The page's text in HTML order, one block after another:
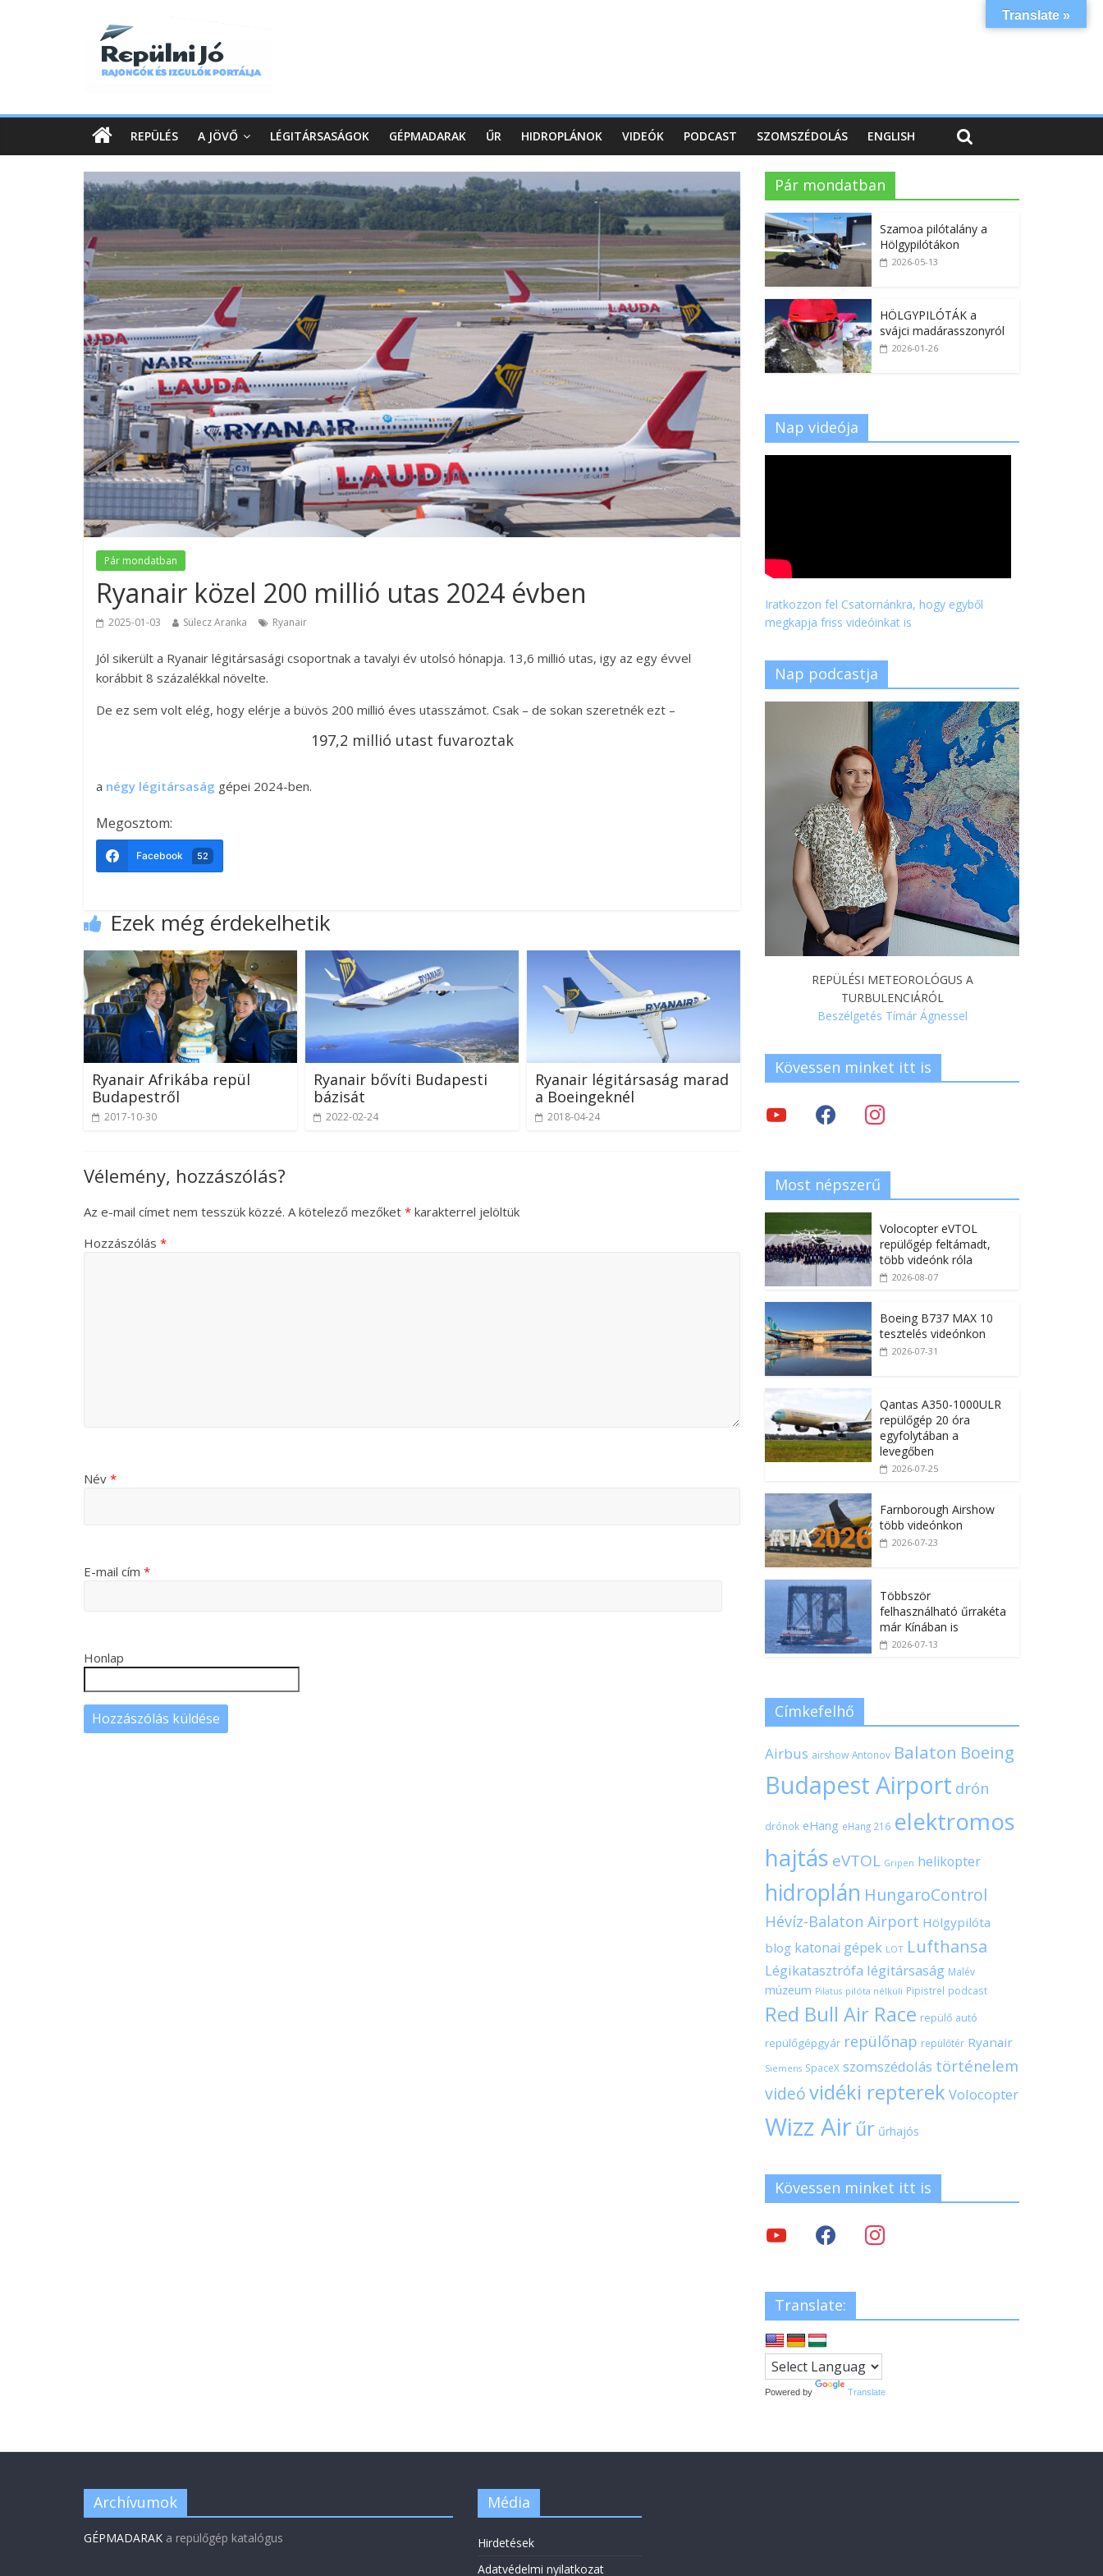
REPÜLÉS A JÖVŐ LÉGITÁRSASÁGOK GÉPMADARAK ŰR HIDROPLÁNOK VIDEÓK PODCAST SZOMSZÉDOLÁS ENGLISH
Pár mondatban
Ryanair közel 200 millió utas 2024 évben
2025-01-03 Sülecz Aranka Ryanair
Jól sikerült a Ryanair légitársasági csoportnak a tavalyi év utolsó hónapja. 13,6 millió utas, igy az egy évvel
korábbit 8 százalékkal növelte.
De ez sem volt elég, hogy elérje a büvös 200 millió éves utasszámot. Csak – de sokan szeretnék ezt –
197,2 millió utast fuvaroztak
a négy légitársaság gépei 2024-ben.
Megosztom:
Facebook 52
Ezek még érdekelhetik
Ryanair Afrikába repül
Budapestről
2017-10-30
Ryanair bővíti Budapesti
bázisát
2022-02-24
Ryanair légitársaság marad
a Boeingeknél
2018-04-24
Vélemény, hozzászólás?
Az e-mail címet nem tesszük közzé. A kötelező mezőket * karakterrel jelöltük
Hozzászólás *
Név *
E-mail cím *
Honlap
Pár mondatban
Szamoa pilótalány a
Hölgypilótákon
2026-05-13
HÖLGYPILÓTÁK a
svájci madárasszonyról
2026-01-26
Nap videója
Iratkozzon fel Csatornánkra, hogy egyből
megkapja friss videóinkat is
Nap podcastja
REPÜLÉSI METEOROLÓGUS A
TURBULENCIÁRÓL
Beszélgetés Tímár Ágnessel
Kövessen minket itt is
Most népszerű
Volocopter eVTOL
repülőgép feltámadt,
több videónk róla
2026-08-07
Boeing B737 MAX 10
tesztelés videónkon
2026-07-31
Qantas A350-1000ULR
repülőgép 20 óra
egyfolytában a
levegőben
2026-07-25
Farnborough Airshow
több videónkon
2026-07-23
Többször
felhasználható űrrakéta
már Kínában is
2026-07-13
Címkefelhő
Airbus airshow Antonov Balaton Boeing
Budapest Airport drón
drónok eHang eHang 216 elektromos
hajtás eVTOL Gripen helikopter
hidroplán HungaroControl
Hévíz-Balaton Airport Hölgypilóta
blog katonai gépek LOT Lufthansa
Légikatasztrófa légitársaság Malév
múzeum Pilatus pilóta nélküli Pipistrel podcast
Red Bull Air Race repülő autó
repülőgépgyár repülőnap repülőtér Ryanair
Siemens SpaceX szomszédolás történelem
videóvidéki repterek Volocopter
Wizz Air űr űrhajós
Kövessen minket itt is
Translate:
Powered by Translate
Archívumok
GÉPMADARAK a repülőgép katalógus
Média
Hirdetések
Adatvédelmi nyilatkozat
Translate »